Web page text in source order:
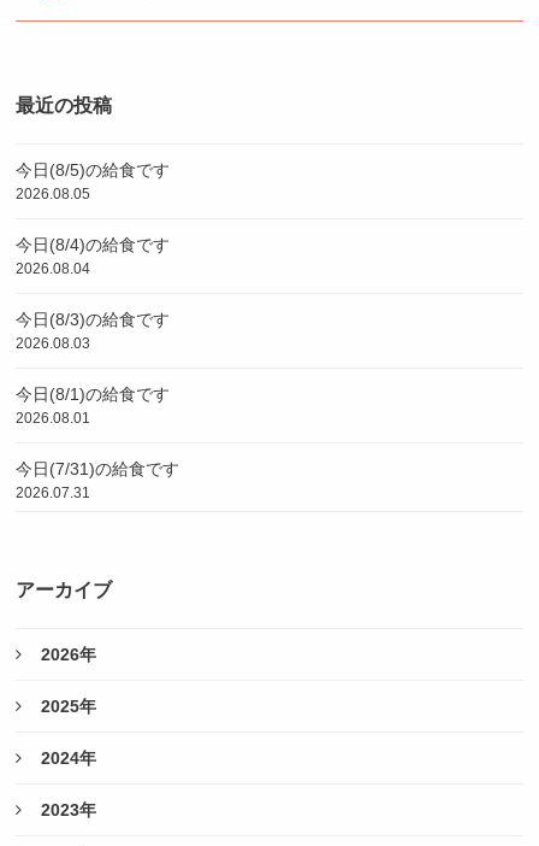
最近の投稿
今日(8/5)の給食です
2026.08.05
今日(8/4)の給食です
2026.08.04
今日(8/3)の給食です
2026.08.03
今日(8/1)の給食です
2026.08.01
今日(7/31)の給食です
2026.07.31
アーカイブ
2026年
2025年
2024年
2023年